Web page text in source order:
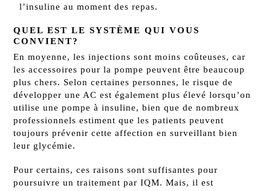
l’insuline au moment des repas.
QUEL EST LE SYSTÈME QUI VOUS
CONVIENT?
En moyenne, les injections sont moins coûteuses, car
les accessoires pour la pompe peuvent être beaucoup
plus chers. Selon certaines personnes, le risque de
développer une AC est également plus élevé lorsqu’on
utilise une pompe à insuline, bien que de nombreux
professionnels estiment que les patients peuvent
toujours prévenir cette affection en surveillant bien
leur glycémie.
Pour certains, ces raisons sont suffisantes pour
poursuivre un traitement par IQM. Mais, il est